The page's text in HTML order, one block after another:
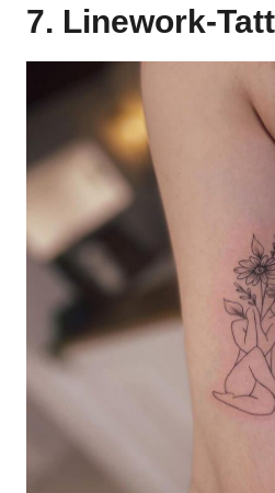
7. Linework-